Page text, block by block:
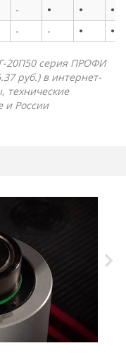
- • • •
- - • •
20П50 серия ПРОФИ
руб.) в интернет-
технические
и России